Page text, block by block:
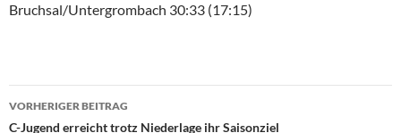
Bruchsal/Untergrombach 30:33 (17:15)
Beitragsnavigation
VORHERIGER BEITRAG
C-Jugend erreicht trotz Niederlage ihr Saisonziel